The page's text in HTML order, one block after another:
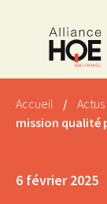
Accueil / Actus
mission qualité
6 février 2025